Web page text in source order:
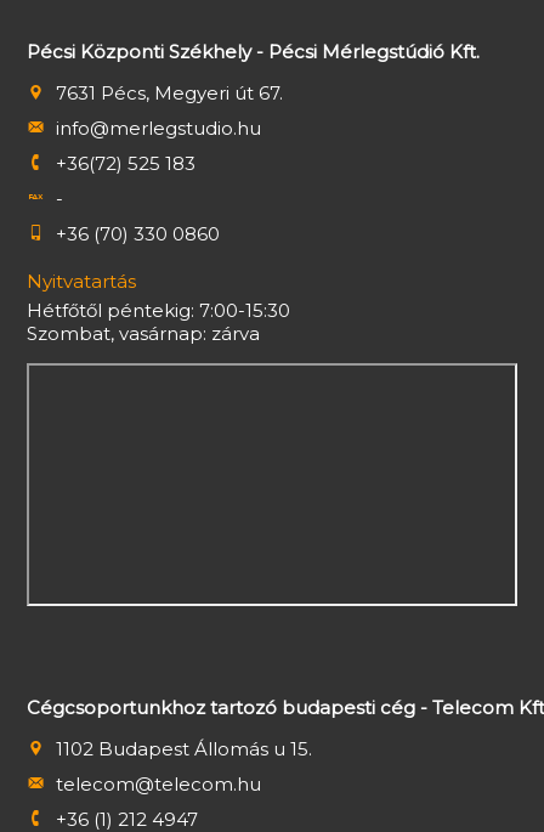
Pécsi Központi Székhely - Pécsi Mérlegstúdió Kft.
7631 Pécs, Megyeri út 67.
info@merlegstudio.hu
+36(72) 525 183
-
+36 (70) 330 0860
Nyitvatartás
Hétfőtől péntekig: 7:00-15:30
Szombat, vasárnap: zárva
Cégcsoportunkhoz tartozó budapesti cég - Telecom
1102 Budapest Állomás u 15.
telecom@telecom.hu
+36 (1) 212 4947